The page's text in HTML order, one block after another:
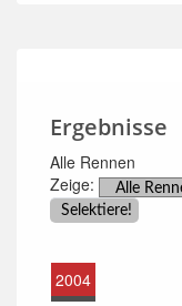
Ergebnisse
Alle Rennen
Zeige:
2004